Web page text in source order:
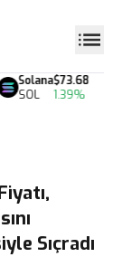
Solana
SOL
$73.68
1.39%
Sıçradı